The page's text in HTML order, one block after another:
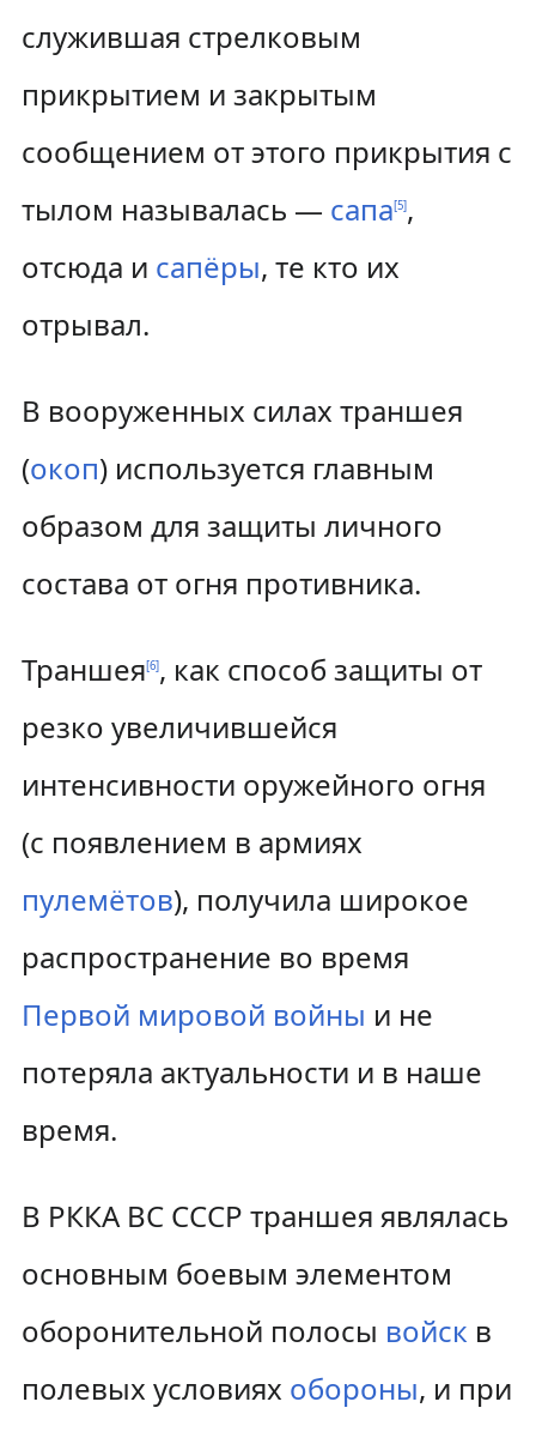
служившая стрелковым
прикрытием и закрытым
сообщением от этого прикрытия с
тылом называлась — сапа[5],
отсюда и сапёры, те кто их
отрывал.
В вооруженных силах траншея
(окоп) используется главным
образом для защиты личного
состава от огня противника.
Траншея[6], как способ защиты от
резко увеличившейся
интенсивности оружейного огня
(с появлением в армиях
пулемётов), получила широкое
распространение во время
Первой мировой войны и не
потеряла актуальности и в наше
время.
В РККА ВС СССР траншея являлась
основным боевым элементом
оборонительной полосы войск в
полевых условиях обороны, и при